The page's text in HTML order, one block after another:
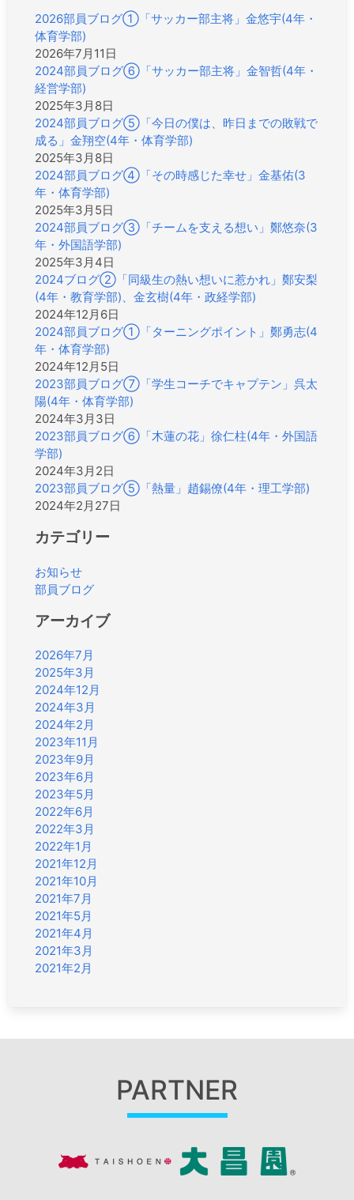
2026部員ブログ①「サッカー部主将」金悠宇(4年・
体育学部)
2026年7月11日
2024部員ブログ⑥「サッカー部主将」金智哲(4年・
経営学部)
2025年3月8日
2024部員ブログ⑤「今日の僕は、昨日までの敗戦で
成る」金翔空(4年・体育学部)
2025年3月8日
2024部員ブログ④「その時感じた幸せ」金基佑(3
年・体育学部)
2025年3月5日
2024部員ブログ③「チームを支える想い」鄭悠奈(3
年・外国語学部)
2025年3月4日
2024ブログ②「同級生の熱い想いに惹かれ」鄭安梨
(4年・教育学部)、金玄樹(4年・政経学部)
2024年12月6日
2024部員ブログ①「ターニングポイント」鄭勇志(4
年・体育学部)
2024年12月5日
2023部員ブログ⑦「学生コーチでキャプテン」呉太
陽(4年・体育学部)
2024年3月3日
2023部員ブログ⑥「木蓮の花」徐仁柱(4年・外国語
学部)
2024年3月2日
2023部員ブログ⑤「熱量」趙錫僚(4年・理工学部)
2024年2月27日
カテゴリー
お知らせ
部員ブログ
アーカイブ
2026年7月
2025年3月
2024年12月
2024年3月
2024年2月
2023年11月
2023年9月
2023年6月
2023年5月
2022年6月
2022年3月
2022年1月
2021年12月
2021年10月
2021年7月
2021年5月
2021年4月
2021年3月
2021年2月
PARTNER